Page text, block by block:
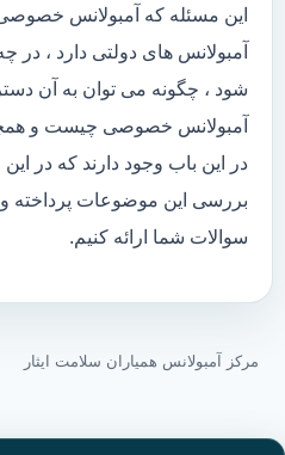
این مسئله که آمبولانس
آمبولانس های دولتی دارد ، در
شود ، چگونه می توان به آن
آمبولانس خصوصی چیست و
در این باب وجود دارند که در
بررسی این موضوعات پرداخته
سوالات شما ارائه کنیم.
مرکز آمبولانس همیاران سلامت ایثار